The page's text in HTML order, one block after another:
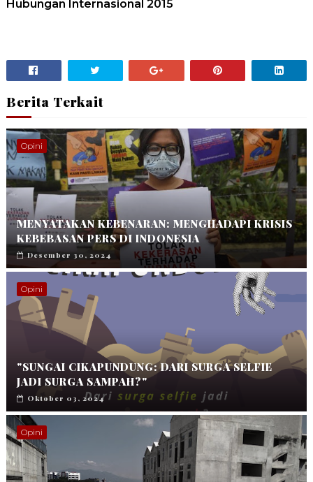
Hubungan Internasional 2015
Berita Terkait
Opini
MENYATAKAN KEBENARAN: MENGHADAPI KRISIS
KEBEBASAN PERS DI INDONESIA
Desember 30, 2024
Opini
"SUNGAI CIKAPUNDUNG: DARI SURGA SELFIE
JADI SURGA SAMPAH?"
Oktober 03, 2024
Opini